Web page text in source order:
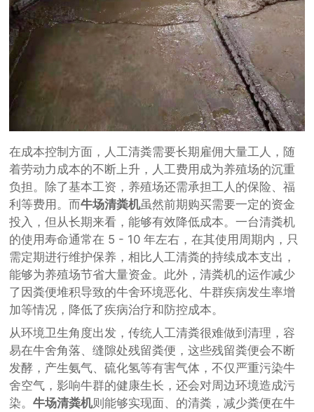
在成本控制方面，人工清粪需要长期雇佣大量工人，随
着劳动力成本的不断上升，人工费用成为养殖场的沉重
负担。除了基本工资，养殖场还需承担工人的保险、福
利等费用。而牛场清粪机虽然前期购买需要一定的资金
投入，但从长期来看，能够有效降低成本。一台清粪机
的使用寿命通常在 5 - 10 年左右，在其使用周期内，只
需定期进行维护保养，相比人工清粪的持续成本支出，
能够为养殖场节省大量资金。此外，清粪机的运作减少
了因粪便堆积导致的牛舍环境恶化、牛群疾病发生率增
加等情况，降低了疾病治疗和防控成本。
从环境卫生角度出发，传统人工清粪很难做到清理，容
易在牛舍角落、缝隙处残留粪便，这些残留粪便会不断
发酵，产生氨气、硫化氢等有害气体，不仅严重污染牛
舍空气，影响牛群的健康生长，还会对周边环境造成污
染。牛场清粪机则能够实现面、的清粪，减少粪便在牛